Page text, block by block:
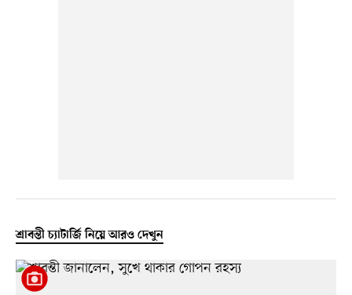
শ্রাবন্তী চ্যাটার্জি নিয়ে আরও দেখুন